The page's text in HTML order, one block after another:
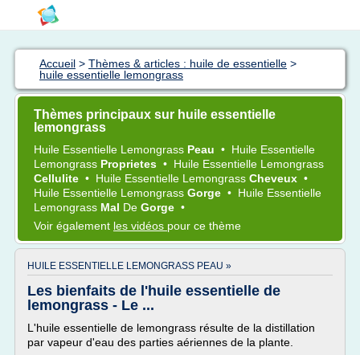
Accueil > Thèmes & articles : huile de essentielle >
huile essentielle lemongrass
Thèmes principaux sur huile essentielle
lemongrass
Huile Essentielle Lemongrass Peau • Huile Essentielle
Lemongrass Proprietes • Huile Essentielle Lemongrass
Cellulite • Huile Essentielle Lemongrass Cheveux •
Huile Essentielle Lemongrass Gorge • Huile Essentielle
Lemongrass Mal De Gorge •
Voir également les vidéos pour ce thème
HUILE ESSENTIELLE LEMONGRASS PEAU »
Les bienfaits de l'huile essentielle de
lemongrass - Le ...
L'huile essentielle de lemongrass résulte de la distillation
par vapeur d'eau des parties aériennes de la plante.